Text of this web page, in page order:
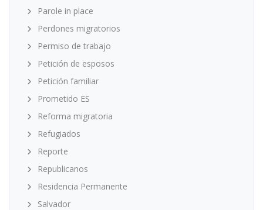
Parole in place
Perdones migratorios
Permiso de trabajo
Petición de esposos
Petición familiar
Prometido ES
Reforma migratoria
Refugiados
Reporte
Republicanos
Residencia Permanente
Salvador